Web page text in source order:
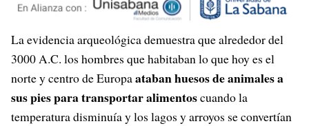
La evidencia arqueológica demuestra que alrededor del
3000 A.C. los hombres que habitaban lo que hoy es el
norte y centro de Europaataban huesos de animales a
sus pies para transportar alimentoscuando la
temperatura disminuía y los lagos y arroyos se convertían